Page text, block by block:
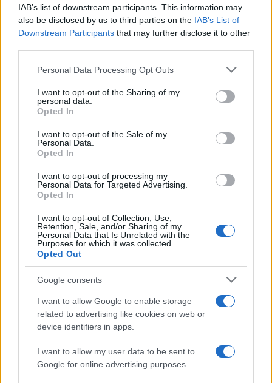
IAB’s list of downstream participants. This information may
also be disclosed by us to third parties on the IAB’s List of
Downstream Participants that may further disclose it to other
Please note that this website/app uses one or more Google
not limited to your visit or usage behaviour. You may click to
grant or deny consent to Google and its third-party tags to
use your data for below specified purposes in below Google
consent section.
Personal Data Processing Opt Outs
I want to opt-out of the Sharing of my
personal data.
Opted In
I want to opt-out of the Sale of my
Personal Data.
Opted In
I want to opt-out of processing my
Personal Data for Targeted Advertising.
Opted In
I want to opt-out of Collection, Use,
Retention, Sale, and/or Sharing of my
Personal Data that Is Unrelated with the
Purposes for which it was collected.
Opted Out
Google consents
I want to allow Google to enable storage
related to advertising like cookies on web or
device identifiers in apps.
I want to allow my user data to be sent to
Google for online advertising purposes.
Continua a leggere